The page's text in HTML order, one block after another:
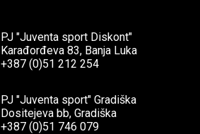
PJ "Juventa sport Diskont"
Karađorđeva 83, Banja Luka
+387 (0)51 212 254
PJ "Juventa sport" Gradiška
Dositejeva bb, Gradiška
+387 (0)51 746 079